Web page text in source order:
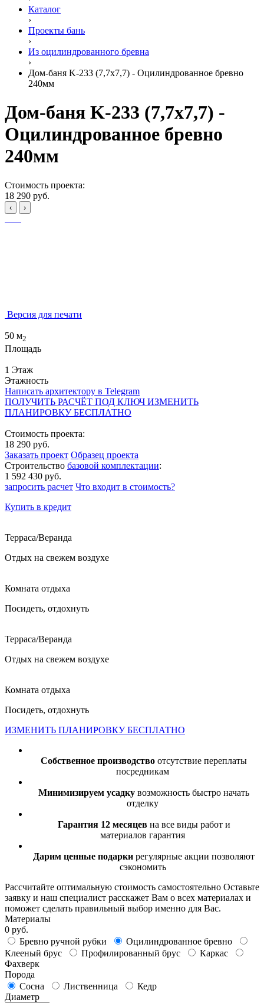
Каталог
›
Проекты бань
›
Из оцилиндрованного бревна
›
Дом-баня K-233 (7,7x7,7) - Оцилиндрованное бревно
240мм
Дом-баня K-233 (7,7x7,7) -
Оцилиндрованное бревно
240мм
Стоимость проекта:
18 290 руб.
‹ ›
Версия для печати
50 м2
Площадь
1 Этаж
Этажность
Написать архитектору в Telegram
ПОЛУЧИТЬ РАСЧЁТ ПОД КЛЮЧ ИЗМЕНИТЬ
ПЛАНИРОВКУ БЕСПЛАТНО
Стоимость проекта:
18 290 руб.
Заказать проект Образец проекта
Строительство базовой комплектации:
1 592 430 руб.
запросить расчет Что входит в стоимость?
Купить в кредит
Терраса/Веранда
Отдых на свежем воздухе
Комната отдыха
Посидеть, отдохнуть
Терраса/Веранда
Отдых на свежем воздухе
Комната отдыха
Посидеть, отдохнуть
ИЗМЕНИТЬ ПЛАНИРОВКУ БЕСПЛАТНО
Собственное производство отсутствие переплаты
посредникам
Минимизируем усадку возможность быстро начать
отделку
Гарантия 12 месяцев на все виды работ и
материалов гарантия
Дарим ценные подарки регулярные акции позволяют
сэкономить
Рассчитайте оптимальную стоимость самостоятельно Оставьте
заявку и наш специалист расскажет Вам о всех материалах и
поможет сделать правильный выбор именно для Вас.
Материалы
0 руб.
Бревно ручной рубки
Оцилиндрованное бревно
Клееный брус
Профилированный брус
Каркас
Фахверк
Порода
Сосна
Лиственница
Кедр
Диаметр